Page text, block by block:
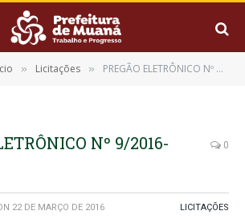
» Licitações » PREGÃO ELETRÔNICO Nº 9/2016-030101
Nº 9/2016-
0
22 DE MARÇO DE 2016 LICITAÇÕES